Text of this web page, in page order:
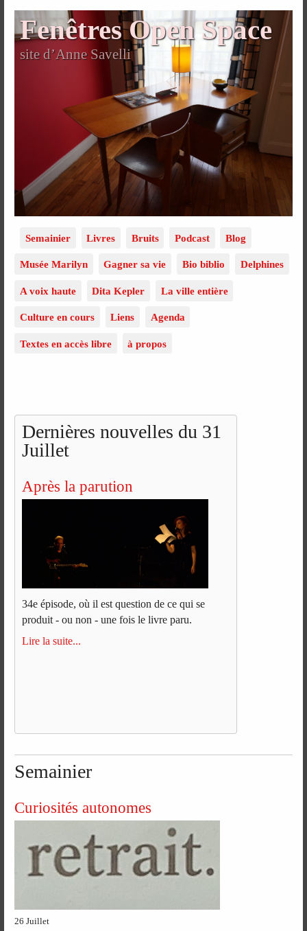
Fenêtres Open Space
site d’Anne Savelli
Semainier Livres Bruits Podcast Blog
Musée Marilyn Gagner sa vie Bio biblio Delphines
A voix haute Dita Kepler La ville entière
Culture en cours Liens Agenda
Textes en accès libre à propos
Dernières nouvelles du 31
Juillet
Après la parution
34e épisode, où il est question de ce qui se
produit - ou non - une fois le livre paru.
Lire la suite...
Semainier
Curiosités autonomes
26 Juillet